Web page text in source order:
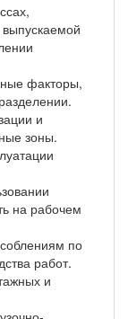
факторы,
и
зоны.
на рабочем
по
работ.
и